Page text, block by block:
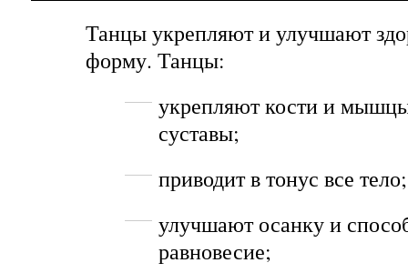
Танцы укрепляют и улучшают
форму. Танцы:
укрепляют кости и
суставы;
приводит в тонус все тело;
улучшают осанку и
равновесие;